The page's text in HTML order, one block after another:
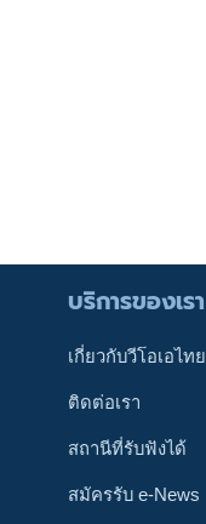
บริการของเรา
เกี่ยวกับวีโอเอไทย
ติดต่อเรา
สถานีที่รับฟังได้
สมัครรับ e-News